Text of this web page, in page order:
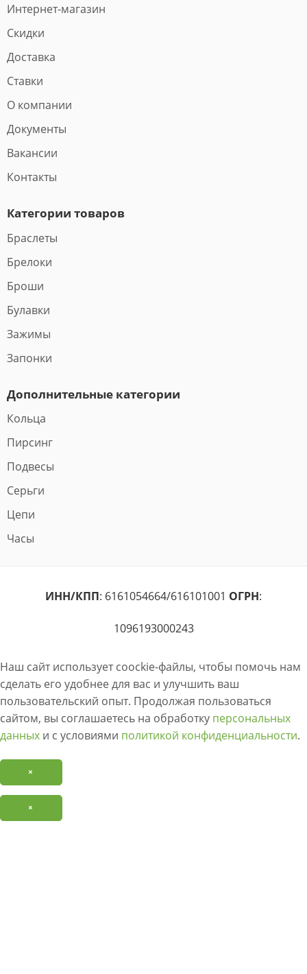
Интернет-магазин
Скидки
Доставка
Ставки
О компании
Документы
Вакансии
Контакты
Категории товаров
Браслеты
Брелоки
Броши
Булавки
Зажимы
Запонки
Дополнительные категории
Кольца
Пирсинг
Подвесы
Серьги
Цепи
Часы
ИНН/КПП: 6161054664/616101001 ОГРН:
1096193000243
Наш сайт использует coockie-файлы, чтобы помочь нам
сделать его удобнее для вас и улучшить ваш
пользовательский опыт. Продолжая пользоваться
сайтом, вы соглашаетесь на обработку персональных
данных и с условиями политикой конфиденциальности.
×
×